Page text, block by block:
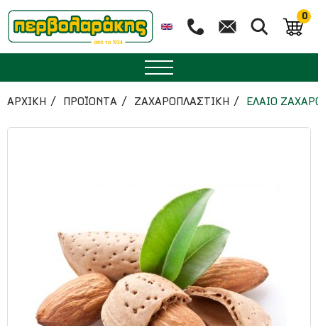
0
ΜΠΑΧΑΡΙΚΑ
ΒΟΤΑΝΑ
ΔΙΑΤΡΟΦΗ
ΖΑΧΑΡΟΠΛΑΣΤΙΚΗ
ΑΙΘΕΡΙΑ ΕΛΑΙΑ
ΑΡΧΙΚΉ ΠΡΟΪΟΝΤΑ ΖΑΧΑΡΟΠΛΑΣΤΙΚΗ ΕΛΑΙΟ